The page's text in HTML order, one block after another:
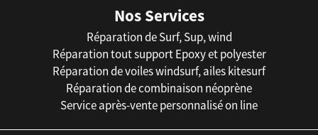
Nos Services
Réparation de Surf, Sup, wind
Réparation tout support Epoxy et polyester
Réparation de voiles windsurf, ailes kitesurf
Réparation de combinaison néoprène
Service après-vente personnalisé on line